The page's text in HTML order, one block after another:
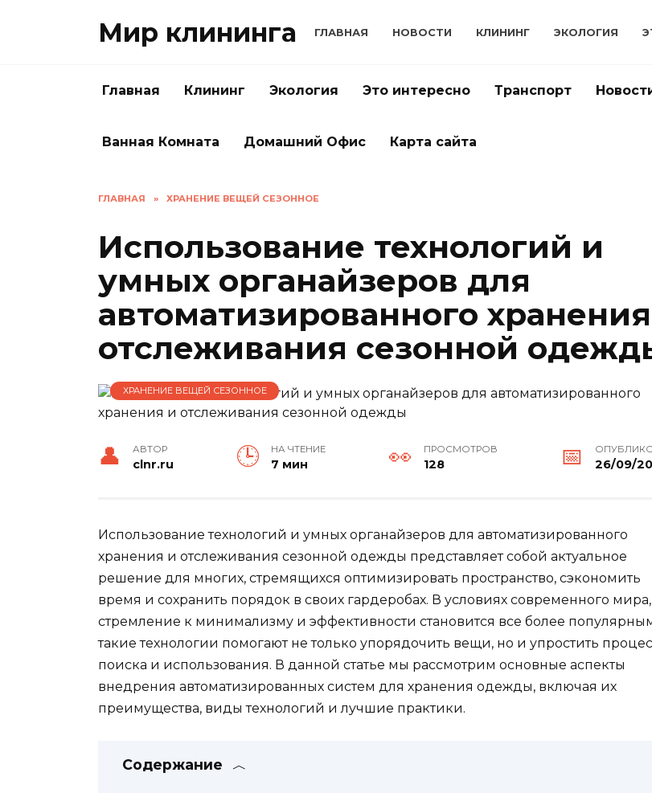
Мир клининга ГЛАВНАЯ НОВОСТИ КЛИНИНГ ЭКОЛОГИЯ
Главная Клининг Экология Это интересно Транспорт
Ванная Комната Домашний Офис Карта сайта
ГЛАВНАЯ » ХРАНЕНИЕ ВЕЩЕЙ СЕЗОННОЕ
Использование технологий и
умных органайзеров для
автоматизированного
отслеживания сезонной
ХРАНЕНИЕ ВЕЩЕЙ СЕЗОННОЕ
АВТОР
clnr.ru
НА ЧТЕНИЕ
7 мин
ПРОСМОТРОВ
128 26/09/
Использование технологий и умных органайзеров для автоматизированного
хранения и отслеживания сезонной одежды представляет собой актуальное
решение для многих, стремящихся оптимизировать пространство, сэкономить
время и сохранить порядок в своих гардеробах. В условиях современного мира,
стремление к минимализму и эффективности становится все более
такие технологии помогают не только упорядочить вещи, но и упростить
поиска и использования. В данной статье мы рассмотрим основные аспекты
внедрения автоматизированных систем для хранения одежды, включая их
преимущества, виды технологий и лучшие практики.
Содержание